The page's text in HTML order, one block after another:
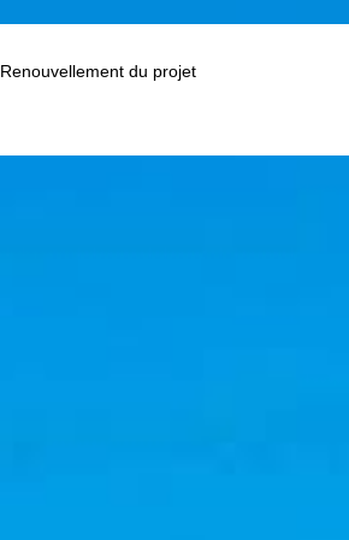
Renouvellement du projet